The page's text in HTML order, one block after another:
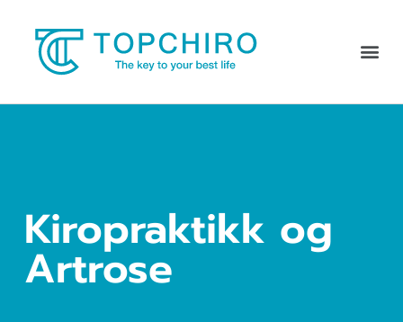
Kiropraktikk og
Artrose